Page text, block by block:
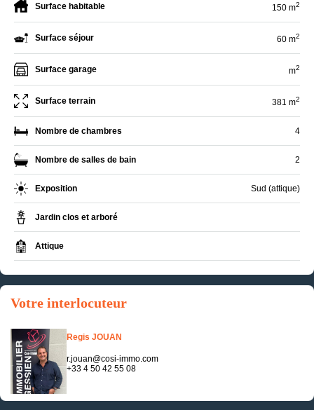
Surface habitable 150 m2
Surface séjour 60 m2
Surface garage m2
Surface terrain 381 m2
Nombre de chambres 4
Nombre de salles de bain 2
Exposition Sud (attique)
Jardin clos et arboré
Attique
Votre interlocuteur
Regis JOUAN
r.jouan@cosi-immo.com
+33 4 50 42 55 08